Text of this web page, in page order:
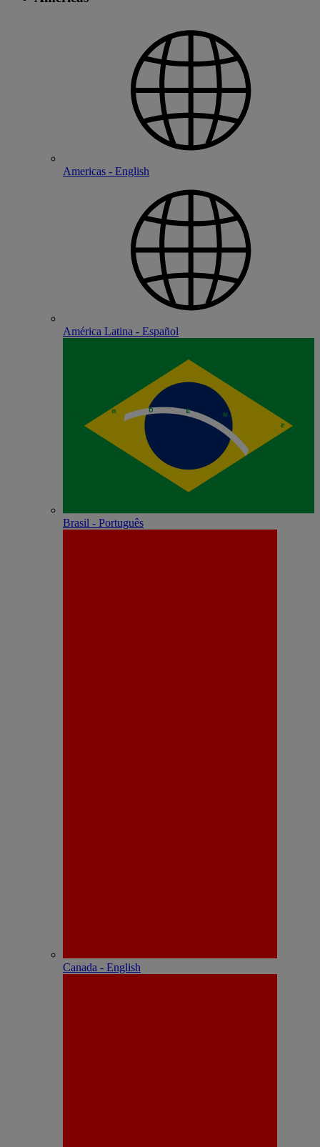
Americas - English
América Latina - Español
Brasil - Português
Canada - English